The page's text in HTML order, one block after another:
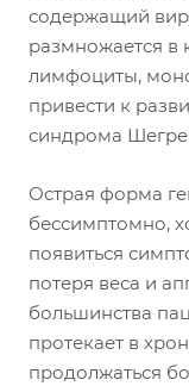
содержащий
размножается в
лимфоциты,
привести к
синдрома
Острая форма
бессимптомно,
появиться
потеря веса и
большинства
протекает в
продолжаться